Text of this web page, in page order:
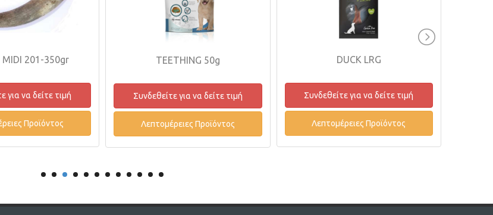
MIDI 201-350gr
για να δείτε τιμή
Προϊόντος
TEETHING 50g
Συνδεθείτε για να δείτε τιμή
Λεπτομέρειες Προϊόντος
DUCK LRG
Συνδεθείτε για να δείτε τιμή
Λεπτομέρειες Προϊόντος